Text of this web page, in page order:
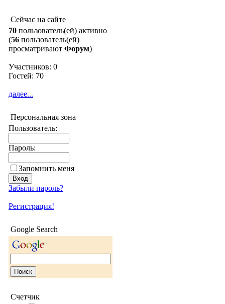
Сейчас на сайте
70 пользователь(ей) активно
(56 пользователь(ей)
просматривают Форум)
Участников: 0
Гостей: 70
далее...
Персональная зона
Пользователь:
Пароль:
Запомнить меня
Забыли пароль?
Регистрация!
Google Search
Счетчик